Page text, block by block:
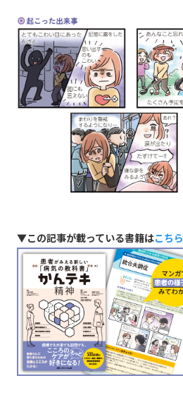
▼この記事が載っている書籍はこちら